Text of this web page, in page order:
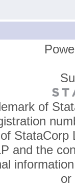
of
and the
or